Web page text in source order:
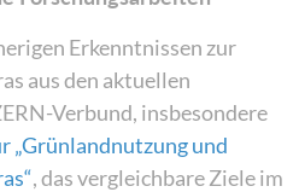
Erkenntnissen zur
aus den aktuellen
Verbund, insbesondere
„Grünlandnutzung und
, das vergleichbare Ziele im